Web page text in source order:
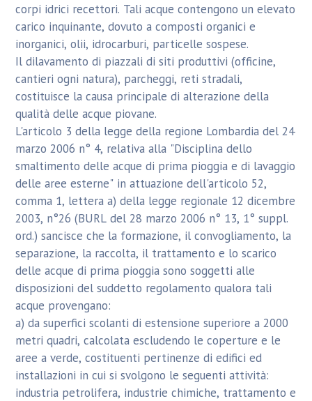
corpi idrici recettori. Tali acque contengono un elevato
carico inquinante, dovuto a composti organici e
inorganici, olii, idrocarburi, particelle sospese.
Il dilavamento di piazzali di siti produttivi (officine,
cantieri ogni natura), parcheggi, reti stradali,
costituisce la causa principale di alterazione della
qualità delle acque piovane.
L'articolo 3 della legge della regione Lombardia del 24
marzo 2006 n° 4, relativa alla "Disciplina dello
smaltimento delle acque di prima pioggia e di lavaggio
delle aree esterne" in attuazione dell'articolo 52,
comma 1, lettera a) della legge regionale 12 dicembre
2003, n°26 (BURL del 28 marzo 2006 n° 13, 1° suppl.
ord.) sancisce che la formazione, il convogliamento, la
separazione, la raccolta, il trattamento e lo scarico
delle acque di prima pioggia sono soggetti alle
disposizioni del suddetto regolamento qualora tali
acque provengano:
a) da superfici scolanti di estensione superiore a 2000
metri quadri, calcolata escludendo le coperture e le
aree a verde, costituenti pertinenze di edifici ed
installazioni in cui si svolgono le seguenti attività:
industria petrolifera, industrie chimiche, trattamento e